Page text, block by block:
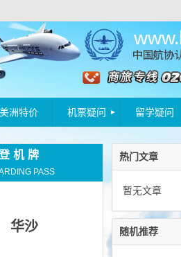
洲特价 机票疑问 留学疑问
机牌
PASS
华沙
热门文章
暂无文章
随机推荐